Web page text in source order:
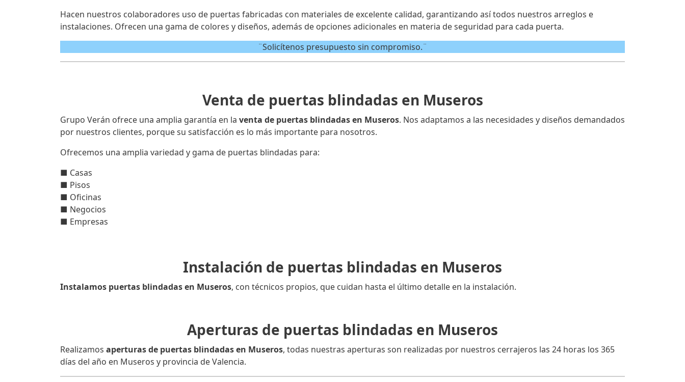
Hacen nuestros colaboradores uso de puertas fabricadas con materiales de excelente calidad, garantizando así todos nuestros arreglos e
instalaciones. Ofrecen una gama de colores y diseños, además de opciones adicionales en materia de seguridad para cada puerta.
¨Solicítenos presupuesto sin compromiso.¨
Venta de puertas blindadas en Museros
Grupo Verán ofrece una amplia garantía en la venta de puertas blindadas en Museros. Nos adaptamos a las necesidades y diseños demandados
por nuestros clientes, porque su satisfacción es lo más importante para nosotros.
Ofrecemos una amplia variedad y gama de puertas blindadas para:
■ Casas
■ Pisos
■ Oficinas
■ Negocios
■ Empresas
Instalación de puertas blindadas en Museros
Instalamos puertas blindadas en Museros, con técnicos propios, que cuidan hasta el último detalle en la instalación.
Aperturas de puertas blindadas en Museros
Realizamos aperturas de puertas blindadas en Museros, todas nuestras aperturas son realizadas por nuestros cerrajeros las 24 horas los 365
días del año en Museros y provincia de Valencia.